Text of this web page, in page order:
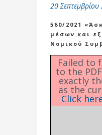
20 Σεπτεμβρίου
560/2021
μέσων και
Νομικού
Failed to
to the
exactly
as the
Click